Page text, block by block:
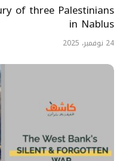
of three Palestinians
in Nablus
24 نوفمبر، 2025